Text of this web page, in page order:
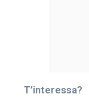
T’interessa?